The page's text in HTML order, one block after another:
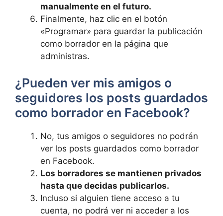
manualmente en ‍el‍ futuro.
Finalmente, haz clic en el botón
«Programar» para guardar la publicación
como ⁢borrador en la página ‌que
administras.
¿Pueden ver mis amigos o
seguidores los posts guardados
como borrador en Facebook?
No, ​tus amigos o seguidores no podrán
ver los posts guardados ​como borrador
en Facebook.
Los borradores se mantienen privados
hasta que‍ decidas publicarlos.
Incluso si alguien⁣ tiene acceso a tu
cuenta, ‍no podrá ⁤ver ni acceder a los ​